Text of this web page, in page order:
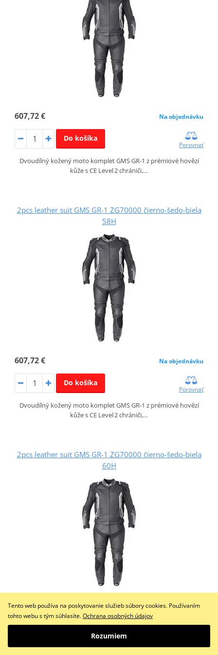
607,72 € Na objednávku
Do košíka
Porovnať
Dvoudílný kožený moto komplet GMS GR‑1 z prémiové hovězí
kůže s CE Level 2 chrániči,…
2pcs leather suit GMS GR-1 ZG70000 čierno-šedo-biela
58H
607,72 € Na objednávku
Do košíka
Porovnať
Dvoudílný kožený moto komplet GMS GR‑1 z prémiové hovězí
kůže s CE Level 2 chrániči,…
2pcs leather suit GMS GR-1 ZG70000 čierno-šedo-biela
60H
607,72 € Na objednávku
Do košíka
Dvoudílný kožený moto komplet GMS GR‑1 z prémiové hovězí
Tento web používa na poskytovanie služieb súbory cookies. Používaním
tohto webu s tým súhlasíte.Ochrana osobných údajov
Rozumiem